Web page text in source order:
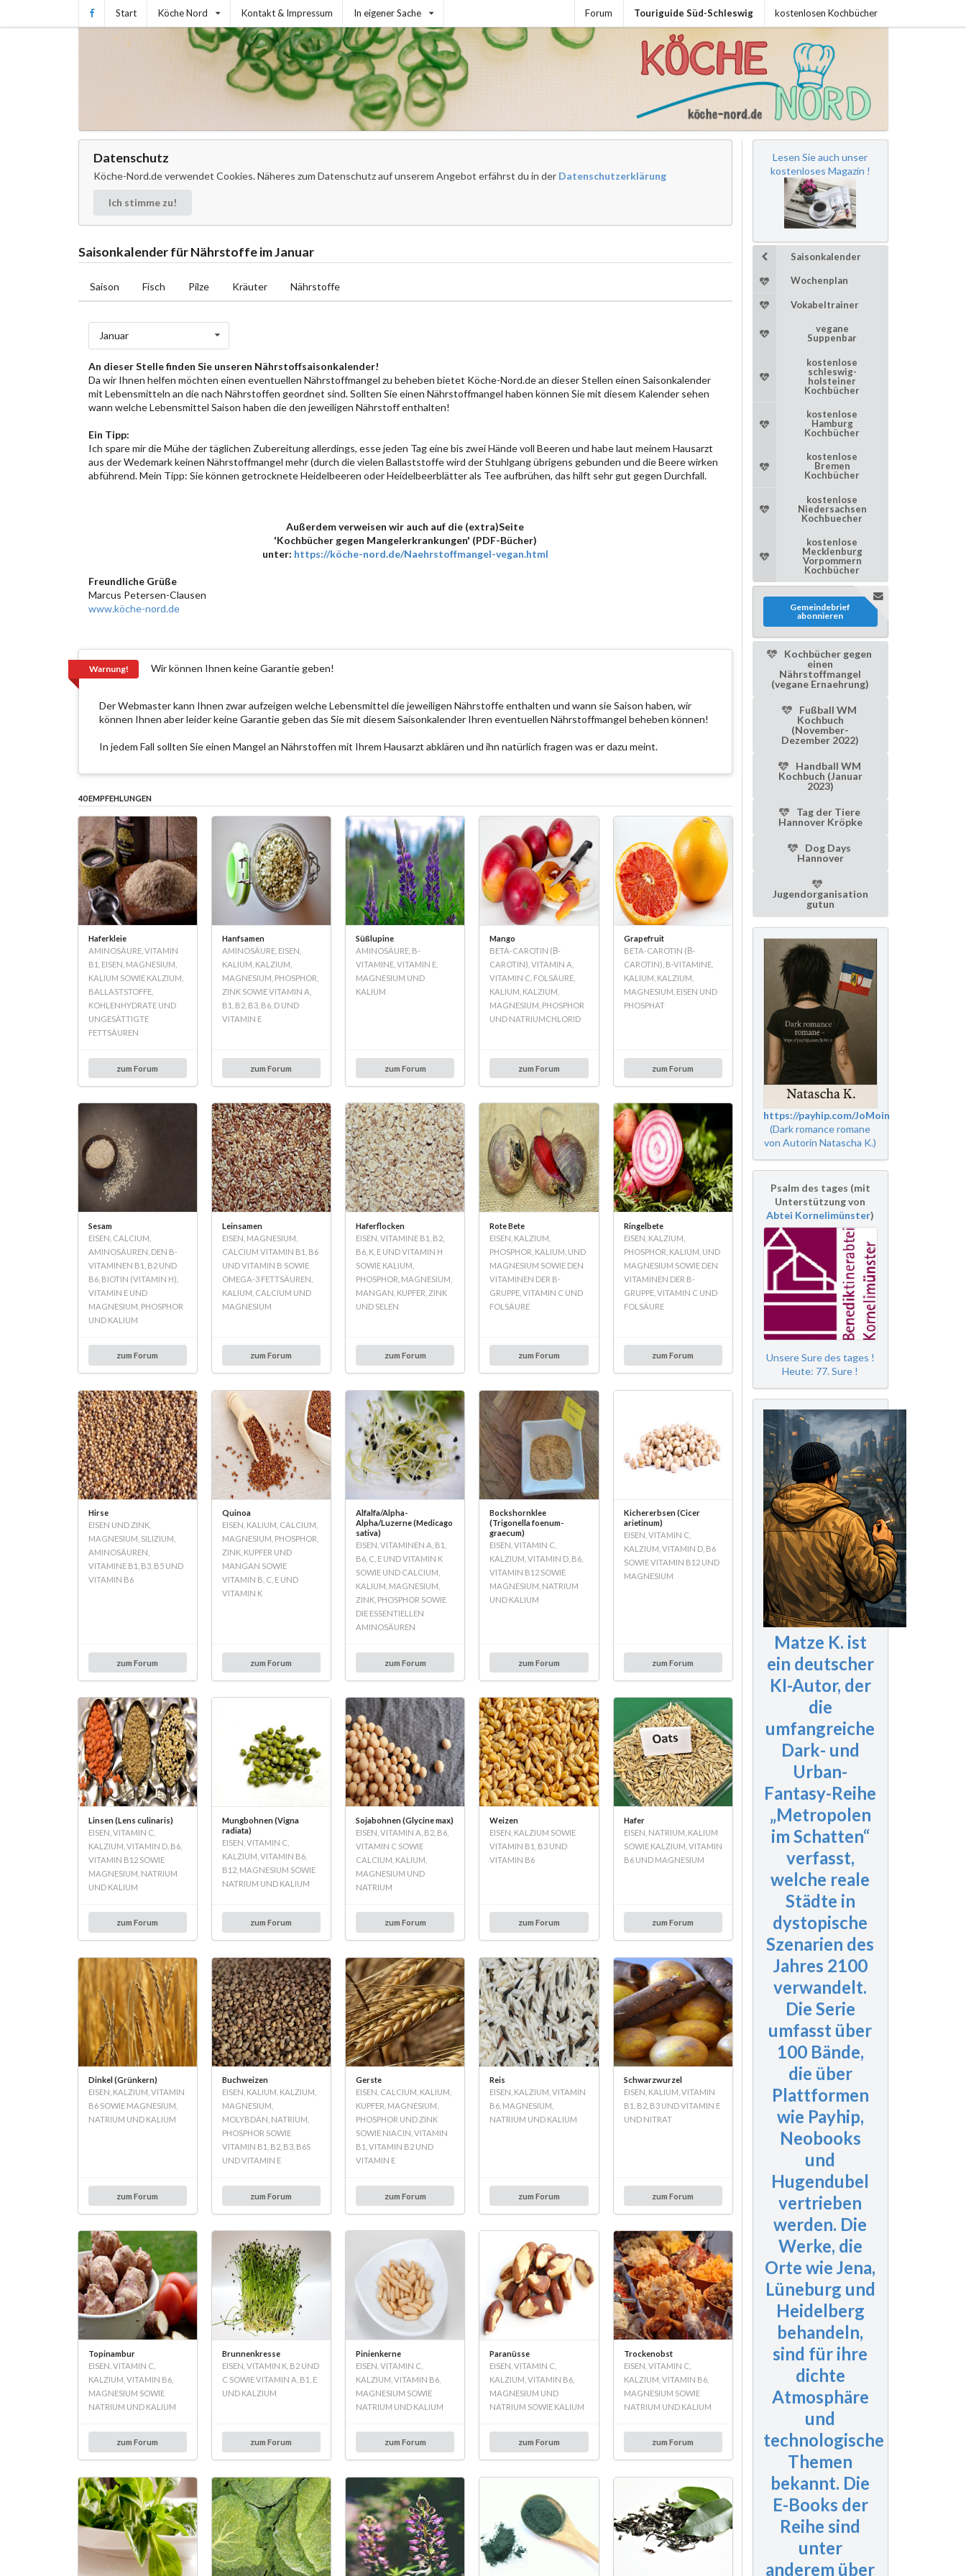
Start Köche Nord Kontakt & Impressum In eigener Sache Forum Touriguide Süd-Schleswig kostenlosen Kochbücher
Datenschutz
Köche-Nord.de verwendet Cookies. Näheres zum Datenschutz auf unserem Angebot erfährst du in der Datenschutzerklärung
Ich stimme zu!
Saisonkalender für Nährstoffe im Januar
Saison Fisch Pilze Kräuter Nährstoffe
Januar
An dieser Stelle finden Sie unseren Nährstoffsaisonkalender!
Da wir Ihnen helfen möchten einen eventuellen Nährstoffmangel zu beheben bietet Köche-Nord.de an dieser Stellen einen Saisonkalender
mit Lebensmitteln an die nach Nährstoffen geordnet sind. Sollten Sie einen Nährstoffmangel haben können Sie mit diesem Kalender sehen
wann welche Lebensmittel Saison haben die den jeweiligen Nährstoff enthalten!
Ein Tipp:
Ich spare mir die Mühe der täglichen Zubereitung allerdings, esse jeden Tag eine bis zwei Hände voll Beeren und habe laut meinem Hausarzt
aus der Wedemark keinen Nährstoffmangel mehr (durch die vielen Ballaststoffe wird der Stuhlgang übrigens gebunden und die Beere wirken
abführend. Mein Tipp: Sie können getrocknete Heidelbeeren oder Heidelbeerblätter als Tee aufbrühen, das hilft sehr gut gegen Durchfall.
Außerdem verweisen wir auch auf die (extra)Seite
'Kochbücher gegen Mangelerkrankungen' (PDF-Bücher)
unter: https://köche-nord.de/Naehrstoffmangel-vegan.html
Freundliche Grüße
Marcus Petersen-Clausen
www.köche-nord.de
Warnung! Wir können Ihnen keine Garantie geben!
Der Webmaster kann Ihnen zwar aufzeigen welche Lebensmittel die jeweiligen Nährstoffe enthalten und wann sie Saison haben, wir
können Ihnen aber leider keine Garantie geben das Sie mit diesem Saisonkalender Ihren eventuellen Nährstoffmangel beheben können!
In jedem Fall sollten Sie einen Mangel an Nährstoffen mit Ihrem Hausarzt abklären und ihn natürlich fragen was er dazu meint.
40 EMPFEHLUNGEN
Haferkleie
AMINOSÄURE, VITAMIN
B1, EISEN, MAGNESIUM,
KALIUM SOWIE KALZIUM,
BALLASTSTOFFE,
KOHLENHYDRATE UND
UNGESÄTTIGTE
FETTSÄUREN
zum Forum
Hanfsamen
AMINOSÄURE, EISEN,
KALIUM, KALZIUM,
MAGNESIUM, PHOSPHOR,
ZINK SOWIE VITAMIN A,
B1, B2, B3, B6, D UND
VITAMIN E
zum Forum
Süßlupine
AMINOSÄURE, B-
VITAMINE, VITAMIN E,
MAGNESIUM UND
KALIUM
zum Forum
Mango
BETA-CAROTIN (Β-
CAROTIN), VITAMIN A,
VITAMIN C, FOLSÄURE,
KALIUM, KALZIUM,
MAGNESIUM, PHOSPHOR
UND NATRIUMCHLORID
zum Forum
Grapefruit
BETA-CAROTIN (Β-
CAROTIN), B-VITAMINE,
KALIUM, KALZIUM,
MAGNESIUM, EISEN UND
PHOSPHAT
zum Forum
Sesam
EISEN, CALCIUM,
AMINOSÄUREN, DEN B-
VITAMINEN B1, B2 UND
B6, BIOTIN (VITAMIN H),
VITAMIN E UND
MAGNESIUM, PHOSPHOR
UND KALIUM
zum Forum
Leinsamen
EISEN, MAGNESIUM,
CALCIUM VITAMIN B1, B6
UND VITAMIN B SOWIE
OMEGA-3 FETTSÄUREN,
KALIUM, CALCIUM UND
MAGNESIUM
zum Forum
Haferflocken
EISEN, VITAMINE B1, B2,
B6, K, E UND VITAMIN H
SOWIE KALIUM,
PHOSPHOR, MAGNESIUM,
MANGAN, KUPFER, ZINK
UND SELEN
zum Forum
Rote Bete
EISEN, KALZIUM,
PHOSPHOR, KALIUM, UND
MAGNESIUM SOWIE DEN
VITAMINEN DER B-
GRUPPE, VITAMIN C UND
FOLSÄURE
zum Forum
Ringelbete
EISEN, KALZIUM,
PHOSPHOR, KALIUM, UND
MAGNESIUM SOWIE DEN
VITAMINEN DER B-
GRUPPE, VITAMIN C UND
FOLSÄURE
zum Forum
Hirse
EISEN UND ZINK,
MAGNESIUM, SILIZIUM,
AMINOSÄUREN,
VITAMINE B1, B3, B5 UND
VITAMIN B6
zum Forum
Quinoa
EISEN, KALIUM, CALCIUM,
MAGNESIUM, PHOSPHOR,
ZINK, KUPFER UND
MANGAN SOWIE
VITAMIN B, C, E UND
VITAMIN K
zum Forum
Alfalfa/Alpha-
Alpha/Luzerne (Medicago
sativa)
EISEN, VITAMINEN A, B1,
B6, C, E UND VITAMIN K
SOWIE UND CALCIUM,
KALIUM, MAGNESIUM,
ZINK, PHOSPHOR SOWIE
DIE ESSENTIELLEN
AMINOSÄUREN
zum Forum
Bockshornklee
(Trigonella foenum-
graecum)
EISEN, VITAMIN C,
KALZIUM, VITAMIN D, B6,
VITAMIN B12 SOWIE
MAGNESIUM, NATRIUM
UND KALIUM
zum Forum
Kichererbsen (Cicer
arietinum)
EISEN, VITAMIN C,
KALZIUM, VITAMIN D, B6
SOWIE VITAMIN B12 UND
MAGNESIUM
zum Forum
Linsen (Lens culinaris)
EISEN, VITAMIN C,
KALZIUM, VITAMIN D, B6,
VITAMIN B12 SOWIE
MAGNESIUM, NATRIUM
UND KALIUM
zum Forum
Mungbohnen (Vigna
radiata)
EISEN, VITAMIN C,
KALZIUM, VITAMIN B6,
B12, MAGNESIUM SOWIE
NATRIUM UND KALIUM
zum Forum
Sojabohnen (Glycine max)
EISEN, VITAMIN A, B2, B6,
VITAMIN C SOWIE
CALCIUM, KALIUM,
MAGNESIUM UND
NATRIUM
zum Forum
Weizen
EISEN, KALZIUM SOWIE
VITAMIN B1, B3 UND
VITAMIN B6
zum Forum
Hafer
EISEN, NATRIUM, KALIUM
SOWIE KALZIUM, VITAMIN
B6 UND MAGNESIUM
zum Forum
Dinkel (Grünkern)
EISEN, KALZIUM, VITAMIN
B6 SOWIE MAGNESIUM,
NATRIUM UND KALIUM
zum Forum
Buchweizen
EISEN, KALIUM, KALZIUM,
MAGNESIUM,
MOLYBDÄN, NATRIUM,
PHOSPHOR SOWIE
VITAMIN B1, B2, B3, B6S
UND VITAMIN E
zum Forum
Gerste
EISEN, CALCIUM, KALIUM,
KUPFER, MAGNESIUM,
PHOSPHOR UND ZINK
SOWIE NIACIN, VITAMIN
B1, VITAMIN B2 UND
VITAMIN E
zum Forum
Reis
EISEN, KALZIUM, VITAMIN
B6, MAGNESIUM,
NATRIUM UND KALIUM
zum Forum
Schwarzwurzel
EISEN, KALIUM, VITAMIN
B1, B2, B3 UND VITAMIN E
UND NITRAT
zum Forum
Topinambur
EISEN, VITAMIN C,
KALZIUM, VITAMIN B6,
MAGNESIUM SOWIE
NATRIUM UND KALIUM
zum Forum
Brunnenkresse
EISEN, VITAMIN K, B2 UND
C SOWIE VITAMIN A, B1, E
UND KALZIUM
zum Forum
Pinienkerne
EISEN, VITAMIN C,
KALZIUM, VITAMIN B6,
MAGNESIUM SOWIE
NATRIUM UND KALIUM
zum Forum
Paranüsse
EISEN, VITAMIN C,
KALZIUM, VITAMIN B6,
MAGNESIUM UND
NATRIUM SOWIE KALIUM
zum Forum
Trockenobst
EISEN, VITAMIN C,
KALZIUM, VITAMIN B6,
MAGNESIUM SOWIE
NATRIUM UND KALIUM
zum Forum
Lesen Sie auch unser
kostenloses Magazin !
Saisonkalender
Wochenplan
Vokabeltrainer
vegane
Suppenbar
kostenlose
schleswig-
holsteiner
Kochbücher
kostenlose
Hamburg
Kochbücher
kostenlose
Bremen
Kochbücher
kostenlose
Niedersachsen
Kochbuecher
kostenlose
Mecklenburg
Vorpommern
Kochbücher
Gemeindebrief
abonnieren
Kochbücher gegen
einen
Nährstoffmangel
(vegane Ernaehrung)
Fußball WM
Kochbuch
(November-
Dezember 2022)
Handball WM
Kochbuch (Januar
2023)
Tag der Tiere
Hannover Kröpke
Dog Days
Hannover
Jugendorganisation
gutun
https://payhip.com/JoMoin
(Dark romance romane
von Autorin Natascha K.)
Psalm des tages (mit
Unterstützung von
Abtei Kornelimünster)
Unsere Sure des tages !
Heute: 77. Sure !
Matze K. ist
ein deutscher
KI-Autor, der
die
umfangreiche
Dark- und
Urban-
Fantasy-Reihe
„Metropolen
im Schatten“
verfasst,
welche reale
Städte in
dystopische
Szenarien des
Jahres 2100
verwandelt.
Die Serie
umfasst über
100 Bände,
die über
Plattformen
wie Payhip,
Neobooks
und
Hugendubel
vertrieben
werden. Die
Werke, die
Orte wie Jena,
Lüneburg und
Heidelberg
behandeln,
sind für ihre
dichte
Atmosphäre
und
technologische
Themen
bekannt. Die
E-Books der
Reihe sind
unter
anderem über